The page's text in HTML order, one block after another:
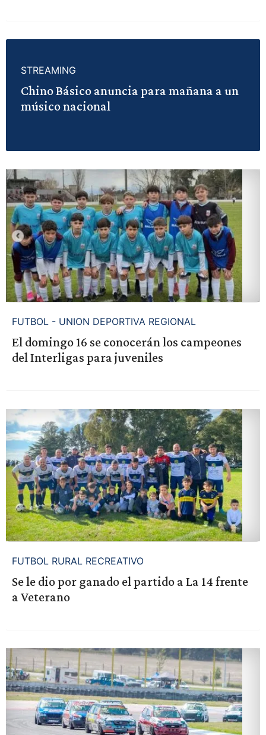
STREAMING
Chino Básico anuncia para mañana a un
músico nacional
FUTBOL - UNION DEPORTIVA REGIONAL
El domingo 16 se conocerán los campeones
del Interligas para juveniles
FUTBOL RURAL RECREATIVO
Se le dio por ganado el partido a La 14 frente
a Veterano